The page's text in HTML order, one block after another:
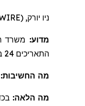
ניו יורק, Sept. 03, 2025 (GLOBE NEWSWIRE) --
מדוע: משרד
התאריכים 24
מה החשיבות:
מה הלאה: